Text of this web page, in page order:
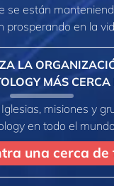
se están
prosperando en la
LA
MÁS CERCA
misiones y
en todo el
una cerca de